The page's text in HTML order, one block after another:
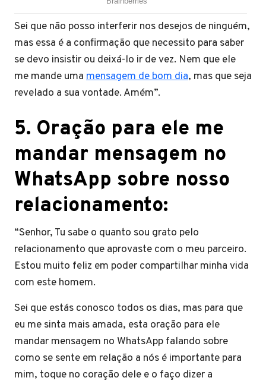
Sei que não posso interferir nos desejos de ninguém,
mas essa é a confirmação que necessito para saber
se devo insistir ou deixá-lo ir de vez. Nem que ele
me mande uma mensagem de bom dia, mas que seja
revelado a sua vontade. Amém”.
5. Oração para ele me
mandar mensagem no
WhatsApp sobre nosso
relacionamento:
“Senhor, Tu sabe o quanto sou grato pelo
relacionamento que aprovaste com o meu parceiro.
Estou muito feliz em poder compartilhar minha vida
com este homem.
Sei que estás conosco todos os dias, mas para que
eu me sinta mais amada, esta oração para ele
mandar mensagem no WhatsApp falando sobre
como se sente em relação a nós é importante para
mim, toque no coração dele e o faço dizer a